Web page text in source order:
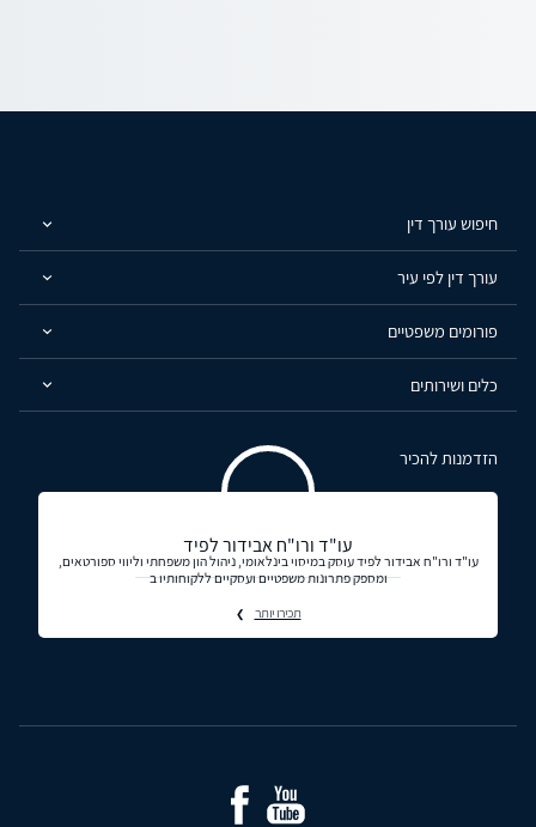
חיפוש עורך דין
עורך דין לפי עיר
פורומים משפטיים
כלים ושירותים
הזדמנות להכיר
עו"ד ורו"ח אבידור לפיד
עו"ד ורו"ח אבידור לפיד עוסק במיסוי בינלאומי, ניהול הון משפחתי וליווי ספורטאים,
ומספק פתרונות משפטיים ועסקיים ללקוחותיו ב
תכירו יותר